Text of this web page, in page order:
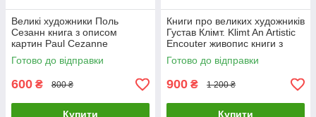
Великі художники Поль
Сезанн книга з описом
картин Paul Cezanne
Masterpieces of Art. Dr Julian
Beecroft
Готово до відправки
600 ₴ 800 ₴
Купити
Книги про великих художників
Густав Клімт. Klimt An Artistic
Encouter живопис книги з
історії мистецтва
Готово до відправки
900 ₴ 1 200 ₴
Купити